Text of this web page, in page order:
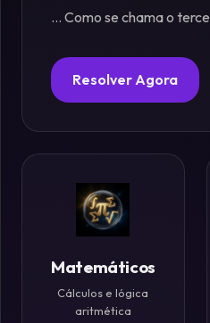
Lógica
Fósforos
Criptografia
Paradoxos
... Como se chama o
Resolver Agora
Matemáticos
Cálculos e lógica
aritmética